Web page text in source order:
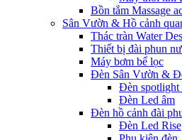
Bồn tắm Massage
Sân Vườn & Hồ cảnh
Thác tràn Water
Thiết bị đài phun
Máy bơm bể lọc
Đèn Sân Vườn &
Đèn spotlight
Đèn Led âm
Đèn hồ cảnh đài
Đèn Led Rise